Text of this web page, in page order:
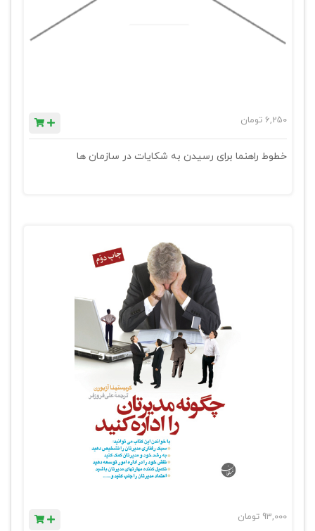
6,250 تومان
خطوط راهنما برای رسیدن به شکایات در سازمان ها
93,000 تومان